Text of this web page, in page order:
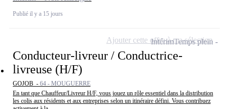
Publié il y a 15 jours
Conducteur-livreur / Conductrice-
livreuse (H/F)
GOJOB - 64 - MOUGUERRE
En tant que Chauffeur/Livreur H/F, vous jouez un rôle essentiel dans la distribution
les colis aux résidents et aux entreprises selon un itinéraire défini. Vous contribuez
IntérimTemps plein
Ajouter cette offre à ma sélection